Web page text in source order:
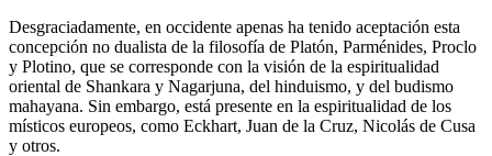
Desgraciadamente, en occidente apenas ha tenido aceptación esta
concepción no dualista de la filosofía de Platón, Parménides, Proclo
y Plotino, que se corresponde con la visión de la espiritualidad
oriental de Shankara y Nagarjuna, del hinduismo, y del budismo
mahayana. Sin embargo, está presente en la espiritualidad de los
místicos europeos, como Eckhart, Juan de la Cruz, Nicolás de Cusa
y otros.